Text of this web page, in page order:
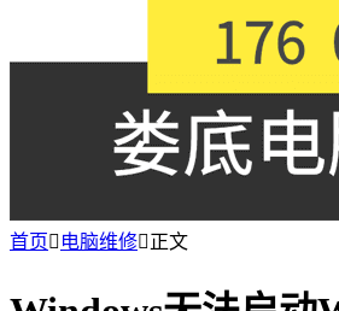
首页 电脑维修正文